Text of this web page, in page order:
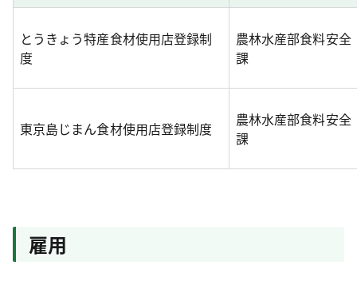
とうきょう特産食材使用店登録制
度
農林水産部食料安全
課
東京島じまん食材使用店登録制度
農林水産部食料安全
課
雇用